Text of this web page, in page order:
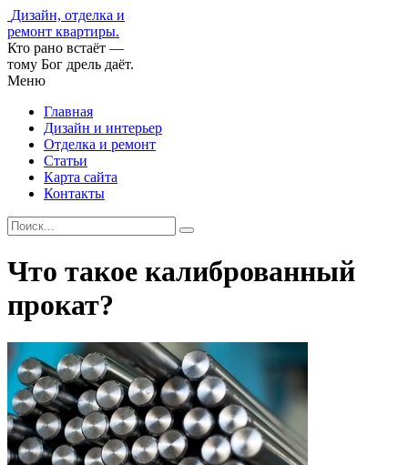
Дизайн, отделка и
ремонт квартиры.
Кто рано встаёт —
тому Бог дрель даёт.
Меню
Главная
Дизайн и интерьер
Отделка и ремонт
Статьи
Карта сайта
Контакты
Что такое калиброванный
прокат?